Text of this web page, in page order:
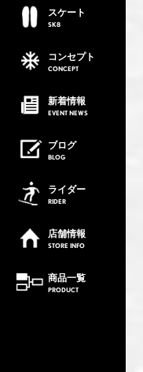
スケート
SK8
コンセプト
CONCEPT
新着情報
EVENT NEWS
ブログ
BLOG
ライダー
RIDER
店舗情報
STORE INFO
商品一覧
PRODUCT